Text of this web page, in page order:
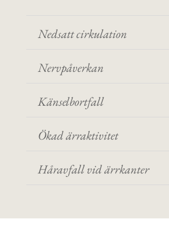
Nedsatt cirkulation
Nervpåverkan
Känselbortfall
Ökad ärraktivitet
Håravfall vid ärrkanter